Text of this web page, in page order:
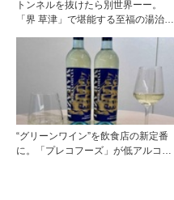
トンネルを抜けたら別世界ーー。
「界 草津」で堪能する至福の湯治と
“グリーンワイン”を飲食店の新定番
に。「プレコフーズ」が低アルコー